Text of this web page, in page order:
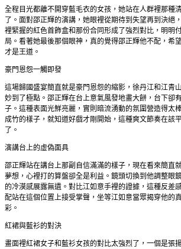
全程目光都離不開穿藍毛衣的女孩，她站在人群裡那種
了。面對邵正輝的演講，她眼裡從期待到失望再到決絕
裡緊握的紅色首飾盒和那份合同形成了強烈對比，明明
局。看著她最後那個眼神，真的覺得邵正輝他不配，希
才是王道。
豪門恩怨一觸即發
這場歸國盛宴簡直就是豪門恩怨的縮影，徐丹江和江青
妙到了極點。邵正輝在台上意氣風發地畫大餅，台下卻
子。這種表面光鮮亮麗，實則暗流湧動的氛圍營造得太
成竹的樣子，就知道好戲才剛開始，這種爽文節奏在該
了。
演講台上的虛偽面具
邵正輝站在講台上那副自信滿滿的樣子，現在看來簡直
夢想，心裡打的算盤卻全是利益。鏡頭切換到他調整眼
的冷漠感展露無遺。對比江如意手裡的證據，這種反差
配站在這個位置上接受掌聲，坐等江如意當眾揭穿他的
彩。
紅裙與藍衫的對決
畫面裡紅裙女子和藍衫女孩的對比太強烈了，一個是張